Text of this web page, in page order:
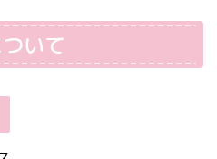
いて